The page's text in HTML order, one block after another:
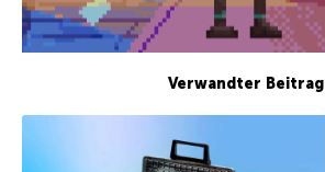
Verwandter Beitrag